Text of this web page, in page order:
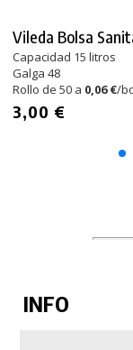
Vileda Bolsa
Capacidad 15 litros
Galga 48
Rollo de 50 a 0,06 €/
3,00 €
INFO